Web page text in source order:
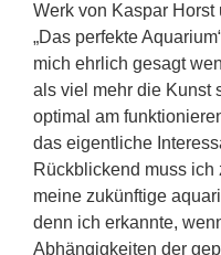
Werk von Kaspar Horst
„Das perfekte
mich ehrlich gesagt
als viel mehr die Kunst
optimal am
das eigentliche
Rückblickend muss
meine zukünftige
denn ich erkannte,
Abhängigkeiten der